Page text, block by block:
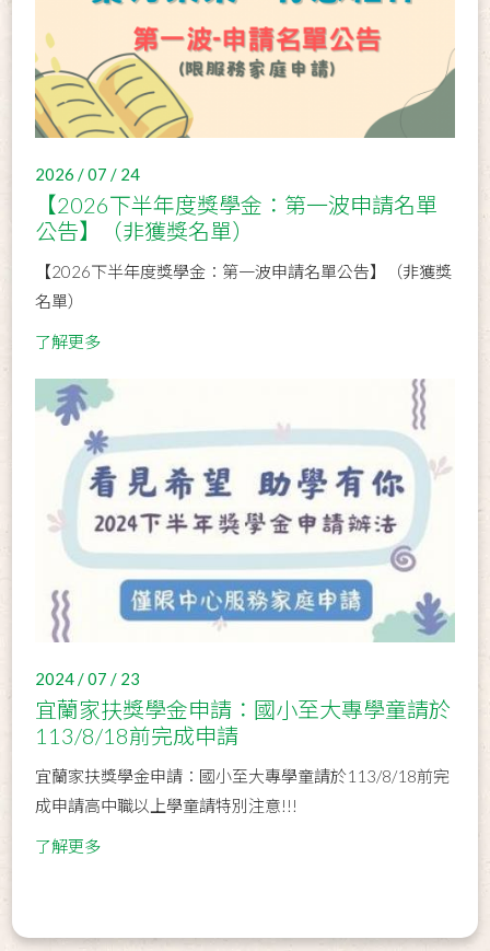
2026 / 07 / 24
【2026下半年度獎學金：第一波申請名單
公告】（非獲獎名單）
【2026下半年度獎學金：第一波申請名單公告】（非獲獎
名單）
了解更多
2024 / 07 / 23
宜蘭家扶獎學金申請：國小至大專學童請於
113/8/18前完成申請
宜蘭家扶獎學金申請：國小至大專學童請於113/8/18前完
成申請 ​​​​​​​高中職以上學童請特別注意!!!
了解更多